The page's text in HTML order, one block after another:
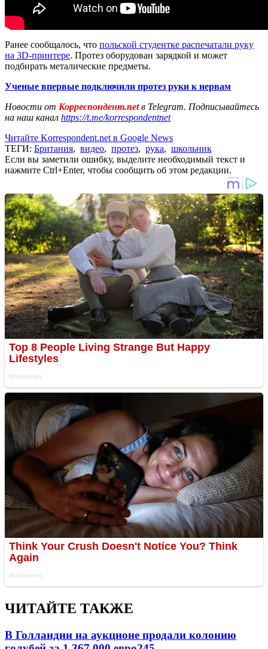
Ранее сообщалось, что польской студентке распечатали руку
на 3D-принтере. Протез оборудован зарядкой и может
подбирать металические предметы.
Ученые впервые подключили протез руки к нервам
Новости от Корреспондент.netв Telegram. Подписывайтесь
на наш канал https://t.me/korrespondentnet
Читайте Korrespondent.net в Google News
ТЕГИ: Британия, видео, протез, рука, школьник
Если вы заметили ошибку, выделите необходимый текст и
нажмите Ctrl+Enter, чтобы сообщить об этом редакции.
ЧИТАЙТЕ ТАКЖЕ
В Голландии на аукционе продали колонию